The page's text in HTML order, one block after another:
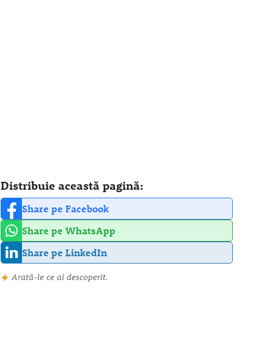
Distribuie această pagină:
Share pe Facebook
Share pe WhatsApp
Share pe LinkedIn
Arată-le ce ai descoperit.